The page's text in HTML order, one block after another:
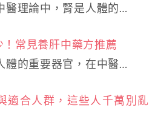
醫理論中，腎是人體的…
常見養肝中藥方推薦
體的重要器官，在中醫…
適合人群，這些人千萬別亂